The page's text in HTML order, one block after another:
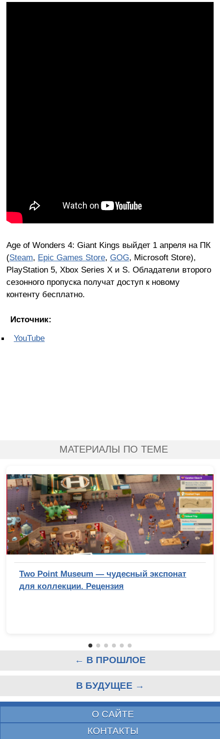
Age of Wonders 4: Giant Kings выйдет 1 апреля на ПК
(Steam, Epic Games Store, GOG, Microsoft Store),
PlayStation 5, Xbox Series X и S. Обладатели второго
сезонного пропуска получат доступ к новому
контенту бесплатно.
Источник:
YouTube
МАТЕРИАЛЫ ПО ТЕМЕ
Two Point Museum — чудесный экспонат
для коллекции. Рецензия
← В ПРОШЛОЕ
В БУДУЩЕЕ →
О САЙТЕ
КОНТАКТЫ